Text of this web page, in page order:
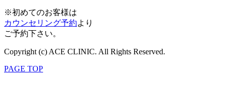
※初めてのお客様は
カウンセリング予約より
ご予約下さい。
Copyright (c) ACE CLINIC. All Rights Reserved.
PAGE TOP